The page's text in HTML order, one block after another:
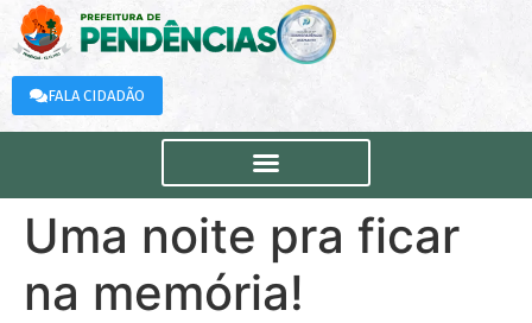
FALA CIDADÃO
Uma noite pra ficar
na memória!